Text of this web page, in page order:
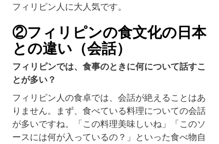
フィリピン人に大人気です。
②フィリピンの食文化の日本
との違い（会話）
フィリピンでは、食事のときに何について話すこ
とが多い？
フィリピン人の食卓では、会話が絶えることはあ
りません。まず、食べている料理についての会話
が多いですね。「この料理美味しいね」「このソ
ースには何が入っているの？」といった食べ物自